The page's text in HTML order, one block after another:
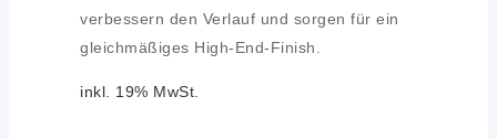
verbessern den Verlauf und sorgen für ein
gleichmäßiges High-End-Finish.
inkl. 19% MwSt.